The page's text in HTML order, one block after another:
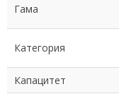
Гама
Категория
Капацитет